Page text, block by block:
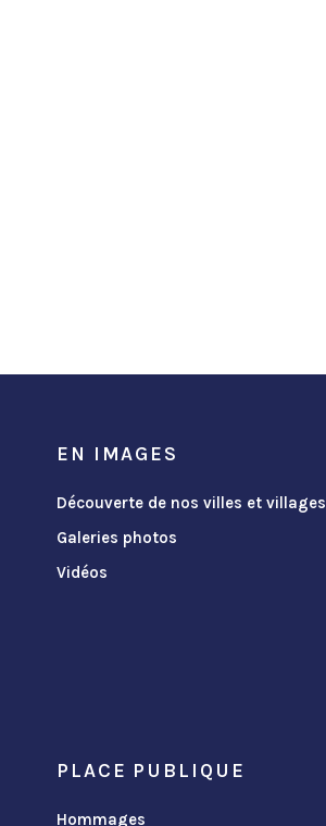
EN IMAGES
Découverte de nos villes et villages
Galeries photos
Vidéos
PLACE PUBLIQUE
Hommages